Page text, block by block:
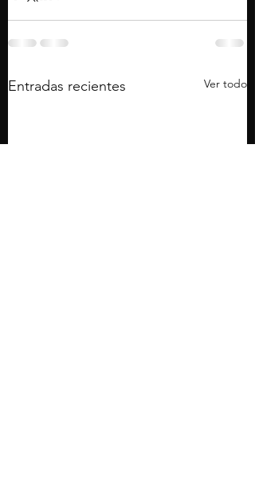
Entradas recientes Ver todo